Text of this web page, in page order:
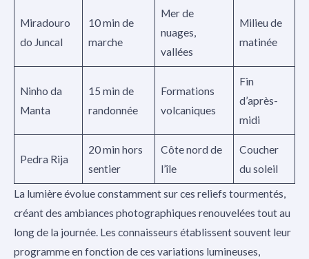
Miradouro
do Juncal
10 min de
marche
Mer de
nuages,
vallées
Milieu de
matinée
Ninho da
Manta
15 min de
randonnée
Formations
volcaniques
Fin
d’après-
midi
Pedra Rija
20 min hors
sentier
Côte nord de
l’île
Coucher
du soleil
La lumière évolue constamment sur ces reliefs tourmentés,
créant des ambiances photographiques renouvelées tout au
long de la journée. Les connaisseurs établissent souvent leur
programme en fonction de ces variations lumineuses,